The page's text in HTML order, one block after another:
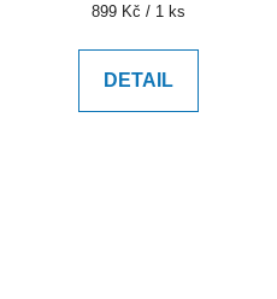
Měrná
899 Kč / 1 ks
DETAIL